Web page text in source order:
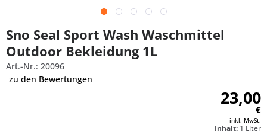
Sno Seal Sport Wash Waschmittel
Outdoor Bekleidung 1L
Art.-Nr.: 20096
zu den Bewertungen
23,00
€
inkl. MwSt.
Inhalt: 1 Liter